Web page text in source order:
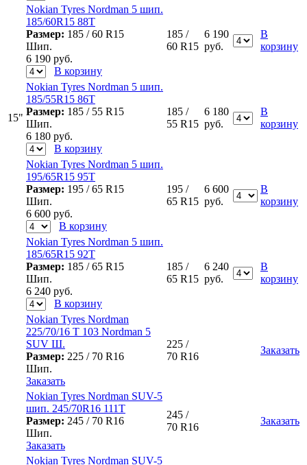
15"
Nokian Tyres Nordman 5 шип.
185/60R15 88T
Размер: 185 / 60 R15
Шип.
6 190 руб.
В корзину
185 /
60 R15
6 190
руб.
В
корзину
Nokian Tyres Nordman 5 шип.
185/55R15 86T
Размер: 185 / 55 R15
Шип.
6 180 руб.
В корзину
185 /
55 R15
6 180
руб.
В
корзину
Nokian Tyres Nordman 5 шип.
195/65R15 95T
Размер: 195 / 65 R15
Шип.
6 600 руб.
В корзину
195 /
65 R15
6 600
руб.
В
корзину
Nokian Tyres Nordman 5 шип.
185/65R15 92T
Размер: 185 / 65 R15
Шип.
6 240 руб.
В корзину
185 /
65 R15
6 240
руб.
В
корзину
Nokian Tyres Nordman
225/70/16 T 103 Nordman 5
SUV Ш.
Размер: 225 / 70 R16
Шип.
Заказать
225 /
70 R16
Заказать
Nokian Tyres Nordman SUV-5
шип. 245/70R16 111Т
Размер: 245 / 70 R16
Шип.
Заказать
245 /
70 R16
Заказать
Nokian Tyres Nordman SUV-5